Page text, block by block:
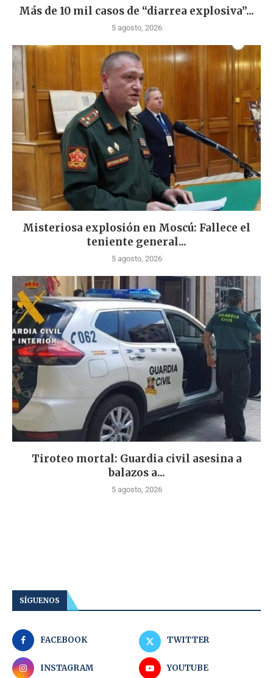
Más de 10 mil casos de “diarrea explosiva”...
5 agosto, 2026
Misteriosa explosión en Moscú: Fallece el
teniente general...
5 agosto, 2026
Tiroteo mortal: Guardia civil asesina a
balazos a...
5 agosto, 2026
SÍGUENOS
FACEBOOK TWITTER
INSTAGRAM YOUTUBE